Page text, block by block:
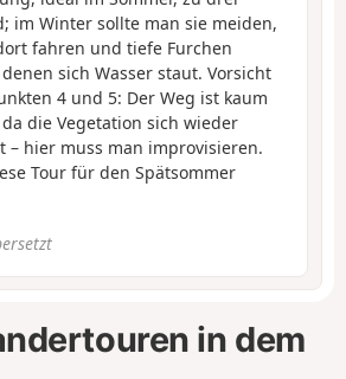
im Winter sollte man sie meiden,
fahren und tiefe Furchen
sich Wasser staut. Vorsicht
4 und 5: Der Weg ist kaum
die Vegetation sich wieder
– hier muss man improvisieren.
Tour für den Spätsommer
in dem